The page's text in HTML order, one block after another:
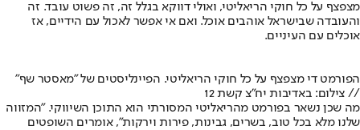
מצפצף על כל חוקי הריאליטי, ואולי דווקא בגלל זה, זה פשוט עובד. זה
והעובדה שבישראל אוהבים אוכל. ואם אי אפשר לאכול עם הידיים, אז
אוכלים עם העיניים.
הפורמט די מצפצף על כל חוקי הריאליטי. הפיינליסטים של "מאסטר שף"
// צילום: באדיבות יח"צ קשת 12
מה שכן נשאר בפורמט מהריאליטי המסורתי הוא התוכן השיווקי. "המזווה
שלנו מלא בכל טוב, בשרים, גבינות, פירות וירקות", אומרים השופטים